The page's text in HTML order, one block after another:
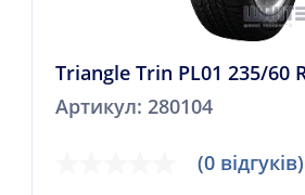
Triangle Trin PL01 235/60
Артикул: 280104
(0 відгуків)